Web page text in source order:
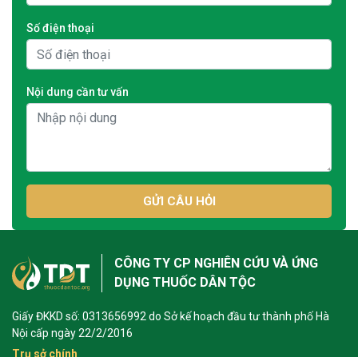
Số điện thoại
Nội dung cần tư vấn
GỬI CÂU HỎI
CÔNG TY CP NGHIÊN CỨU VÀ ỨNG
DỤNG THUỐC DÂN TỘC
Giấy ĐKKD số: 0313656992 do Sở kế hoạch đầu tư thành phố Hà
Nội cấp ngày 22/2/2016
Trụ sở chính